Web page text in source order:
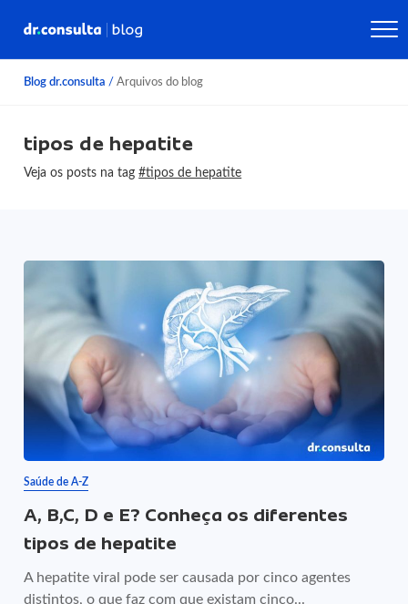
Blog dr.consulta / Arquivos do blog
tipos de hepatite
Veja os posts na tag#tipos de hepatite
Saúde de A-Z
A, B,C, D e E? Conheça os diferentes
tipos de hepatite
A hepatite viral pode ser causada por cinco agentes
distintos, o que faz com que existam cinco...